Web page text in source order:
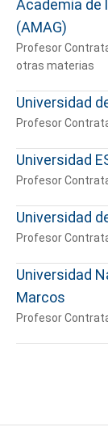
Academia de
(AMAG)
Profesor
otras materias
Universidad
Profesor
Universidad
Profesor
Universidad
Profesor
Universidad
Marcos
Profesor